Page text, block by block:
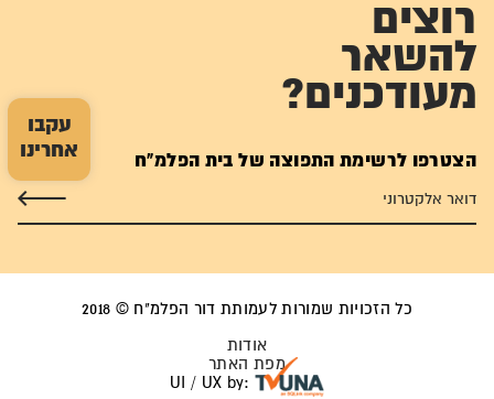
עקבו
אחרינו
רוצים
להשאר
מעודכנים?
הצטרפו לרשימת התפוצה של בית הפלמ"ח
כל הזכויות שמורות לעמותת דור הפלמ"ח © 2018
אודות
מפת האתר
UI / UX by: